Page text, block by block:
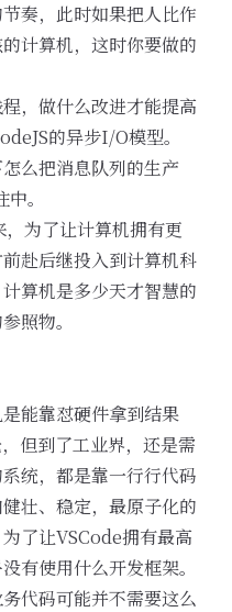
奏，此时如果把人比作
计算机，这时你要做的
，做什么改进才能提高
的异步I/O模型。
么把消息队列的生产
。
为了让计算机拥有更
赴后继投入到计算机科
算机是多少天才智慧的
照物。
能靠怼硬件拿到结果
但到了工业界，还是需
统，都是靠一行行代码
壮、稳定，最原子化的
了让VSCode拥有最高
有使用什么开发框架。
代码可能并不需要这么